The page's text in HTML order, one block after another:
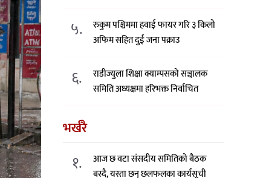
५.
रुकुम पश्चिममा हवाई फायर गरि ३ किलो
अफिम सहित दुई जना पक्राउ
६.
राडीज्युला शिक्षा क्याम्पसको सञ्चालक
समिति अध्यक्षमा हरिभक्त निर्वाचित
भर्खरै
१.
आज छ वटा संसदीय समितिको बैठक
बस्दै, यस्ता छन् छलफलका कार्यसूची